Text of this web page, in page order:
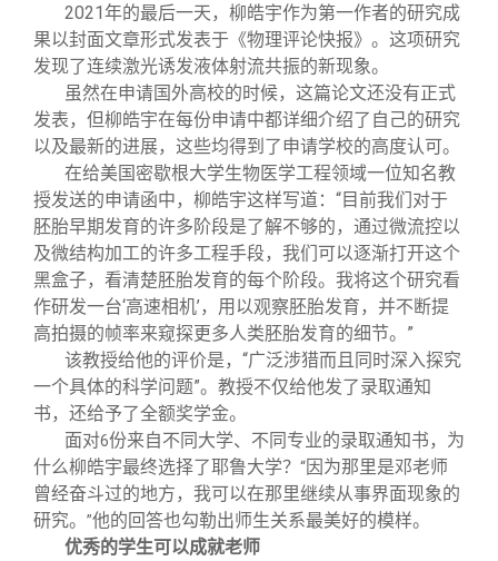
2021年的最后一天，柳皓宇作为第一作者的研究成
果以封面文章形式发表于《物理评论快报》。这项研究
发现了连续激光诱发液体射流共振的新现象。
虽然在申请国外高校的时候，这篇论文还没有正式
发表，但柳皓宇在每份申请中都详细介绍了自己的研究
以及最新的进展，这些均得到了申请学校的高度认可。
在给美国密歇根大学生物医学工程领域一位知名教
授发送的申请函中，柳皓宇这样写道：“目前我们对于
胚胎早期发育的许多阶段是了解不够的，通过微流控以
及微结构加工的许多工程手段，我们可以逐渐打开这个
黑盒子，看清楚胚胎发育的每个阶段。我将这个研究看
作研发一台‘高速相机’，用以观察胚胎发育，并不断提
高拍摄的帧率来窥探更多人类胚胎发育的细节。”
该教授给他的评价是，“广泛涉猎而且同时深入探究
一个具体的科学问题”。教授不仅给他发了录取通知
书，还给予了全额奖学金。
面对6份来自不同大学、不同专业的录取通知书，为
什么柳皓宇最终选择了耶鲁大学？ “因为那里是邓老师
曾经奋斗过的地方，我可以在那里继续从事界面现象的
研究。 ”他的回答也勾勒出师生关系最美好的模样。
优秀的学生可以成就老师